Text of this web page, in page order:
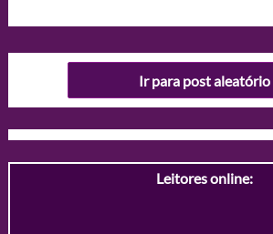
Ir para post aleatório
Leitores online: